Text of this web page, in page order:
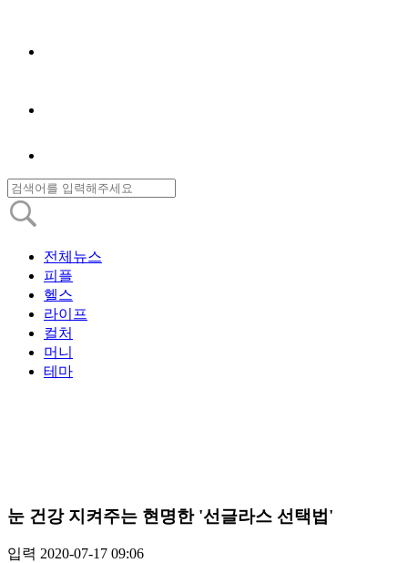
전체뉴스
피플
헬스
라이프
컬처
머니
테마
눈 건강 지켜주는 현명한 '선글라스 선택법'
입력 2020-07-17 09:06